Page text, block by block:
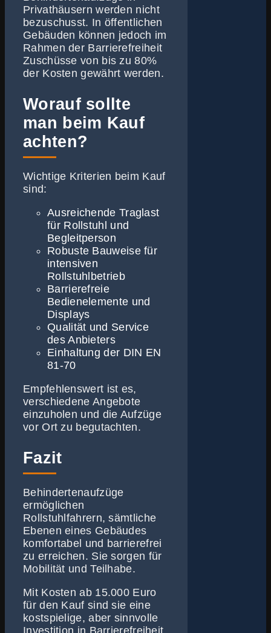
Privathäusern werden nicht
bezuschusst. In öffentlichen
Gebäuden können jedoch im
Rahmen der Barrierefreiheit
Zuschüsse von bis zu 80%
der Kosten gewährt werden.
Worauf sollte
man beim Kauf
achten?
Wichtige Kriterien beim Kauf
sind:
Ausreichende Traglast
für Rollstuhl und
Begleitperson
Robuste Bauweise für
intensiven
Rollstuhlbetrieb
Barrierefreie
Bedienelemente und
Displays
Qualität und Service
des Anbieters
Einhaltung der DIN EN
81-70
Empfehlenswert ist es,
verschiedene Angebote
einzuholen und die Aufzüge
vor Ort zu begutachten.
Fazit
Behindertenaufzüge
ermöglichen
Rollstuhlfahrern, sämtliche
Ebenen eines Gebäudes
komfortabel und barrierefrei
zu erreichen. Sie sorgen für
Mobilität und Teilhabe.
Mit Kosten ab 15.000 Euro
für den Kauf sind sie eine
kostspielige, aber sinnvolle
Investition in Barrierefreiheit.